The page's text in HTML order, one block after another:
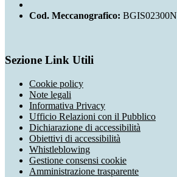
Cod. Meccanografico: BGIS02300N
Sezione Link Utili
Cookie policy
Note legali
Informativa Privacy
Ufficio Relazioni con il Pubblico
Dichiarazione di accessibilità
Obiettivi di accessibilità
Whistleblowing
Gestione consensi cookie
Amministrazione trasparente